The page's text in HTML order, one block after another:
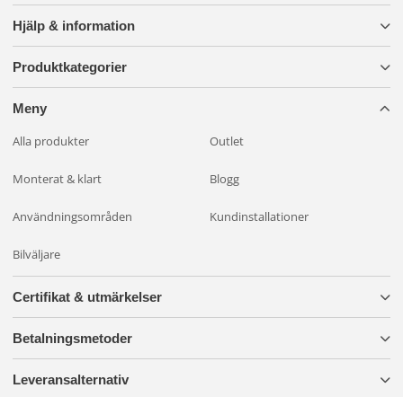
Hjälp & information
Produktkategorier
Meny
Alla produkter Outlet
Monterat & klart Blogg
Användningsområden Kundinstallationer
Bilväljare
Certifikat & utmärkelser
Betalningsmetoder
Leveransalternativ